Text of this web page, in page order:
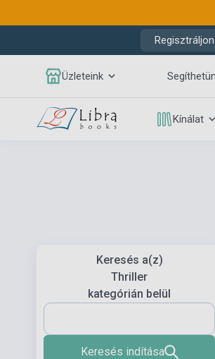
Üzleteink
Kínálat
Keresés a(z)
Thriller
kategórián belül
Keresés indítása